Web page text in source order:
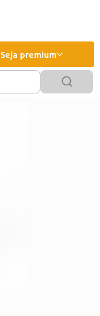
Seja premium